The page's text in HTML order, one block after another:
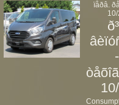
ïåðâ.
-